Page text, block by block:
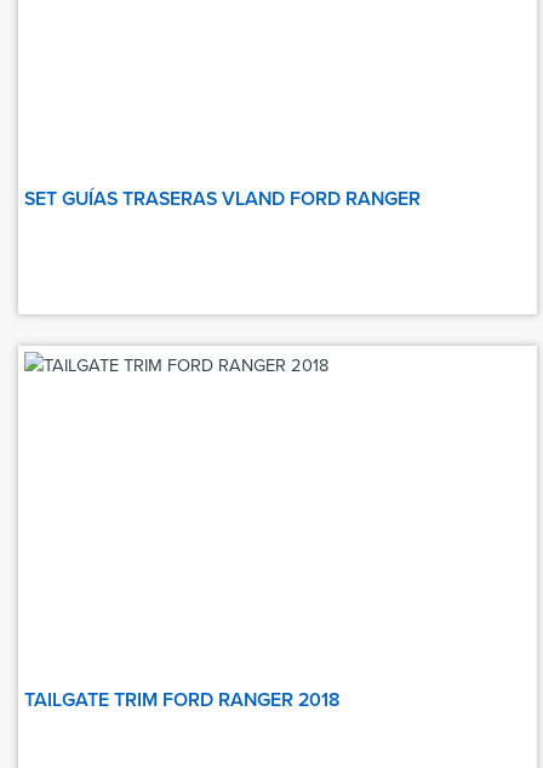
SET GUÍAS TRASERAS VLAND FORD RANGER
TAILGATE TRIM FORD RANGER 2018